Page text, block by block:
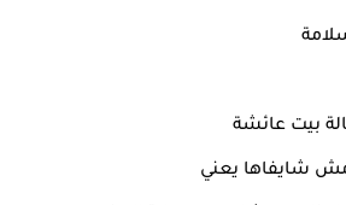
بيت عائشة
شايفاها يعني